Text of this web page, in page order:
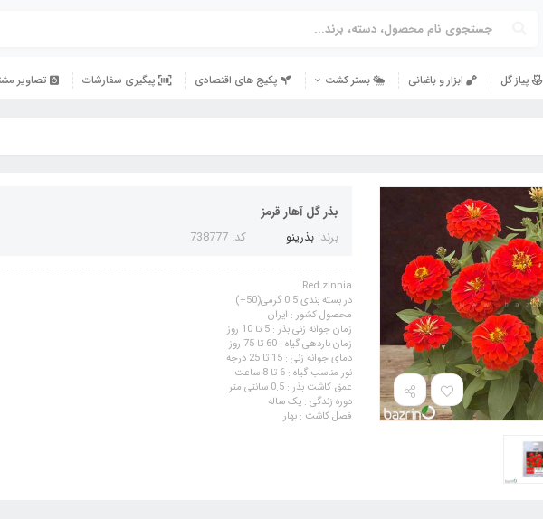
پیاز گل ابزار و باغبانی بستر کشت پکیج های اقتصادی پیگیری سفارشات تصاویر
بذر گل آهار قرمز
برند: بذرینو کد: 738777
Red zinnia
در بسته بندی 0.5 گرمی(50+)
محصول کشور : ایران
زمان جوانه زنی بذر : 5 تا 10 روز
زمان باردهی گیاه : 60 تا 75 روز
دمای جوانه زنی : 15 تا 25 درجه
نور مناسب گیاه : 6 تا 8 ساعت
عمق کاشت بذر : 0.5 سانتی متر
دوره زندگی : یک ساله
فصل کاشت : بهار